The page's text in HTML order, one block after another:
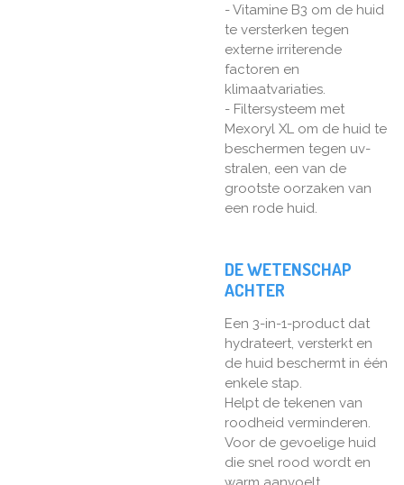
- Vitamine B3 om de huid
te versterken tegen
externe irriterende
factoren en
klimaatvariaties.
- Filtersysteem met
Mexoryl XL om de huid te
beschermen tegen uv-
stralen, een van de
grootste oorzaken van
een rode huid.
DE WETENSCHAP
ACHTER
Een 3-in-1-product dat
hydrateert, versterkt en
de huid beschermt in één
enkele stap.
Helpt de tekenen van
roodheid verminderen.
Voor de gevoelige huid
die snel rood wordt en